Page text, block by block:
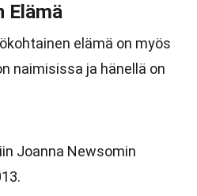
Elämä
elämä on myös
naimisissa ja hänellä on
Joanna Newsomin